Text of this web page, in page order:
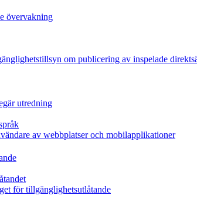
övervakning
om publicering av inspelade
utredning
av webbplatser och mobilapplikationer
för tillgänglighetsutlåtande